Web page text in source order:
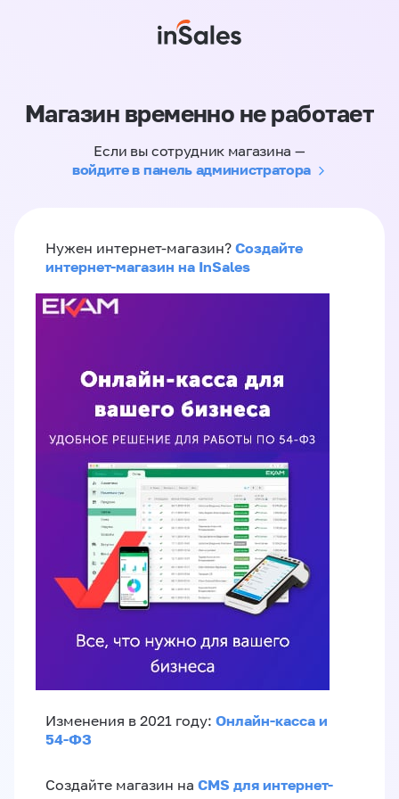
Магазин временно не работает
Если вы сотрудник магазина —
войдите в панель администратора
Нужен интернет-магазин? Создайте
интернет-магазин на InSales
Изменения в 2021 году: Онлайн-касса и
54-ФЗ
Создайте магазин на CMS для интернет-